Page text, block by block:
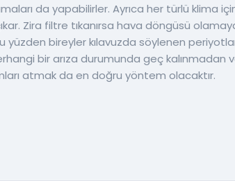
da yapabilirler. Ayrıca her türlü klima
Zira filtre tıkanırsa hava döngüsü
yüzden bireyler kılavuzda söylenen
bir arıza durumunda geç kalınmadan
atmak da en doğru yöntem olacaktır.